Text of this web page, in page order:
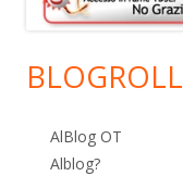
BLOGROLL
AlBlog OT
Alblog?